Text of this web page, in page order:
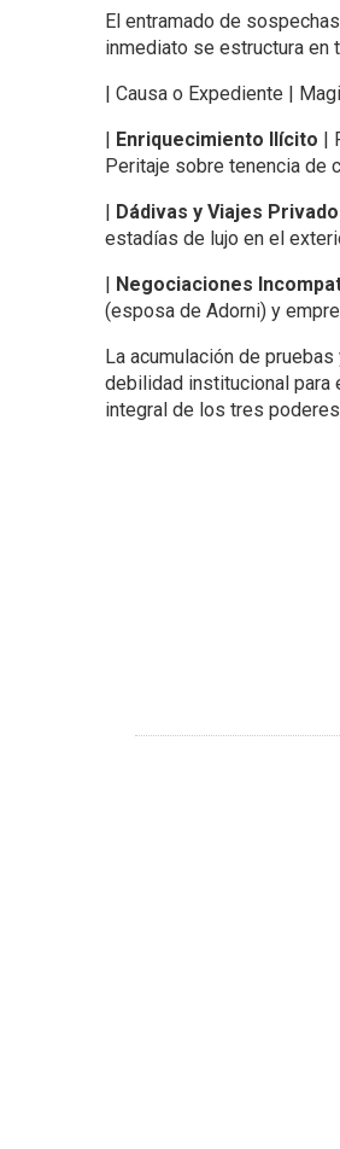
El entramado de
inmediato se estructura en
| Causa o Expediente |
| Enriquecimiento Ilícito |
Peritaje sobre tenencia de
| Dádivas y Viajes
estadías de lujo en el
| Negociaciones
(esposa de Adorni) y
La acumulación de
debilidad institucional para
integral de los tres